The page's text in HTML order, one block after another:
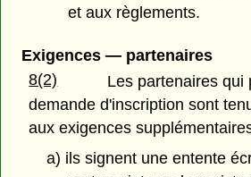
et aux règlements.
Exigences — partenaires
8(2)
Les partenaires qui
demande d'inscription sont
aux exigences
a) ils signent une entente